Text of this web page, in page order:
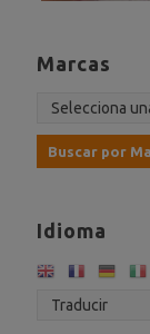
Marcas
Idioma